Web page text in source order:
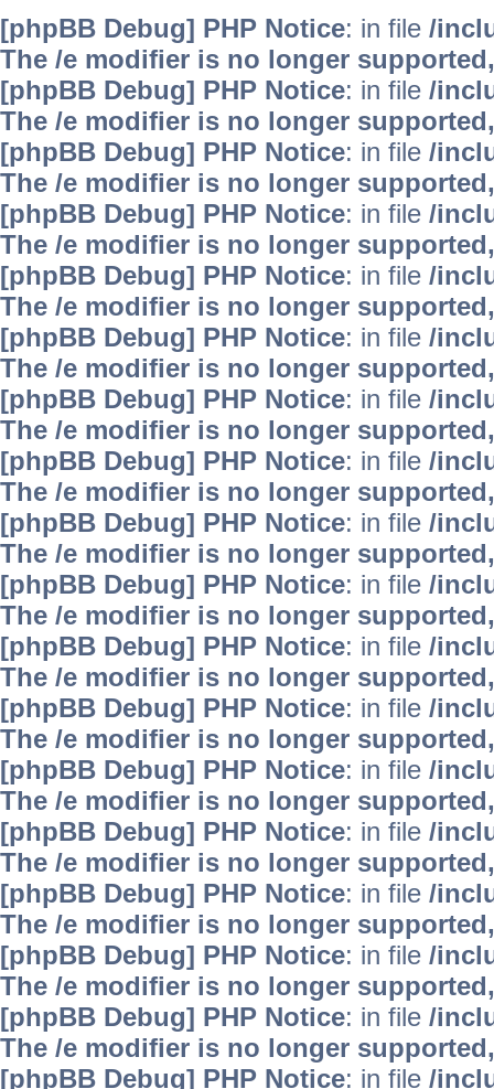
[phpBB Debug] PHP Notice: in file /
The /e modifier is no longer
[phpBB Debug] PHP Notice: in file /
The /e modifier is no longer
[phpBB Debug] PHP Notice: in file /
The /e modifier is no longer
[phpBB Debug] PHP Notice: in file /
The /e modifier is no longer
[phpBB Debug] PHP Notice: in file /
The /e modifier is no longer
[phpBB Debug] PHP Notice: in file /
The /e modifier is no longer
[phpBB Debug] PHP Notice: in file /
The /e modifier is no longer
[phpBB Debug] PHP Notice: in file /
The /e modifier is no longer
[phpBB Debug] PHP Notice: in file /
The /e modifier is no longer
[phpBB Debug] PHP Notice: in file /
The /e modifier is no longer
[phpBB Debug] PHP Notice: in file /
The /e modifier is no longer
[phpBB Debug] PHP Notice: in file /
The /e modifier is no longer
[phpBB Debug] PHP Notice: in file /
The /e modifier is no longer
[phpBB Debug] PHP Notice: in file /
The /e modifier is no longer
[phpBB Debug] PHP Notice: in file /
The /e modifier is no longer
[phpBB Debug] PHP Notice: in file /
The /e modifier is no longer
[phpBB Debug] PHP Notice: in file /
The /e modifier is no longer
[phpBB Debug] PHP Notice: in file /